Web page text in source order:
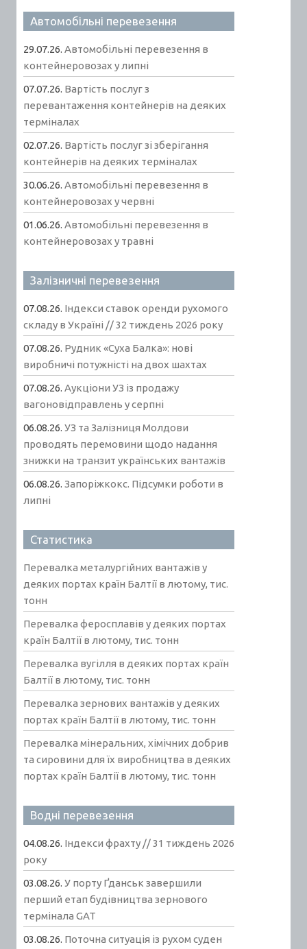
Автомобільні перевезення
29.07.26. Автомобільні перевезення в
контейнеровозах у липні
07.07.26. Вартість послуг з
перевантаження контейнерів на деяких
терміналах
02.07.26. Вартість послуг зі зберігання
контейнерів на деяких терміналах
30.06.26. Автомобільні перевезення в
контейнеровозах у червні
01.06.26. Автомобільні перевезення в
контейнеровозах у травні
Залізничні перевезення
07.08.26. Індекси ставок оренди рухомого
складу в Україні // 32 тиждень 2026 року
07.08.26. Рудник «Суха Балка»: нові
виробничі потужністі на двох шахтах
07.08.26. Аукціони УЗ із продажу
вагоновідправлень у серпні
06.08.26. УЗ та Залізниця Молдови
проводять перемовини щодо надання
знижки на транзит українських вантажів
06.08.26. Запоріжкокс. Підсумки роботи в
липні
Статистика
Перевалка металургійних вантажів у
деяких портах країн Балтії в лютому, тис.
тонн
Перевалка феросплавів у деяких портах
країн Балтії в лютому, тис. тонн
Перевалка вугілля в деяких портах країн
Балтії в лютому, тис. тонн
Перевалка зернових вантажів у деяких
портах країн Балтії в лютому, тис. тонн
Перевалка мінеральних, хімічних добрив
та сировини для їх виробництва в деяких
портах країн Балтії в лютому, тис. тонн
Водні перевезення
04.08.26. Індекси фрахту // 31 тиждень 2026
року
03.08.26. У порту Ґданськ завершили
перший етап будівництва зернового
термінала GAT
03.08.26. Поточна ситуація із рухом суден